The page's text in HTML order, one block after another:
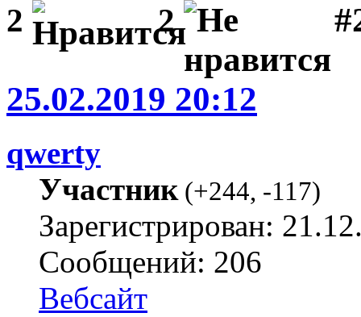
2 2
25.02.2019 20:12
qwerty
Участник(+244, -117)
Зарегистрирован:
Сообщений: 206
Вебсайт